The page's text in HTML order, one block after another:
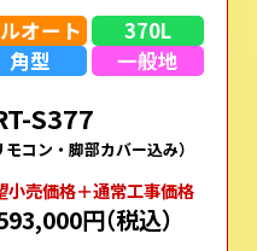
オート
370L
角型
一般地
S377
モコン・脚部カバー込み）
⼩売価格＋通常⼯事価格
円（税込）